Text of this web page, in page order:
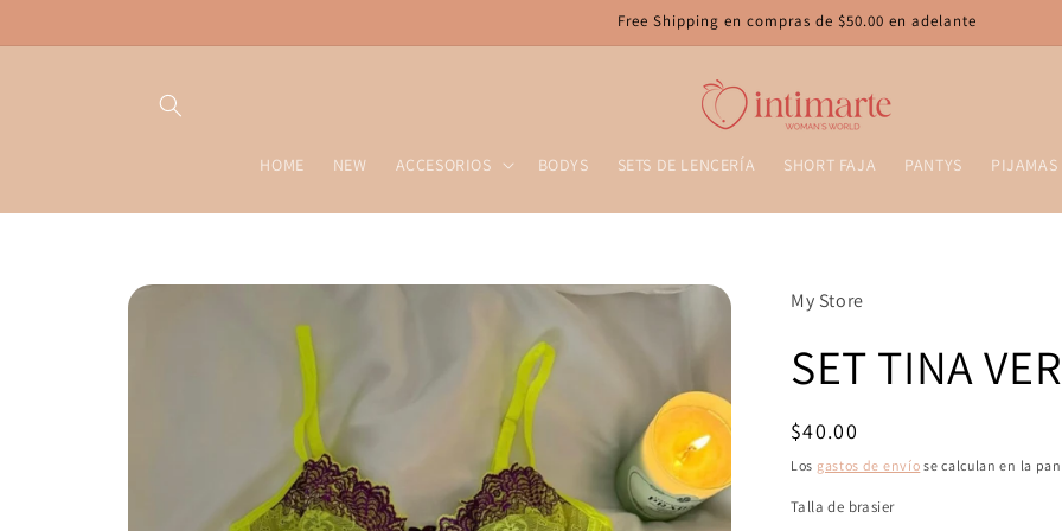
al contenido
Free Shipping en compras de $50.00 en adelante
HOME NEW ACCESORIOS BODYS SETS DE LENCERÍA SHORT FAJA PANTYS PIJAMAS
directamente
My Store
SET TINA
Precio
habitual
$40.00
Los gastos de envío se calculan en la
Talla de brasier